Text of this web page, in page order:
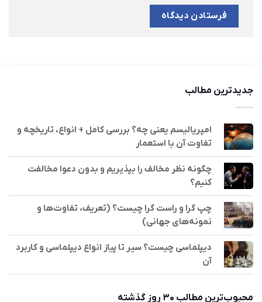
جدیدترین مطالب
امپریالیسم یعنی چه؟ بررسی کامل + انواع، تاریخچه و
تفاوت آن با استعمار
چگونه نظر مخالف را بپذیریم و بدون دعوا مخالفت
کنیم؟
چپ گرا و راست گرا چیست؟ (تعریف، تفاوت‌ها و
نمونه‌های جهانی)
دیپلماسی چیست؟ سیر تا پیاز انواع دیپلماسی و کاربرد
آن
محبوب‌ترین مطالب ۳۰ روز گذشته